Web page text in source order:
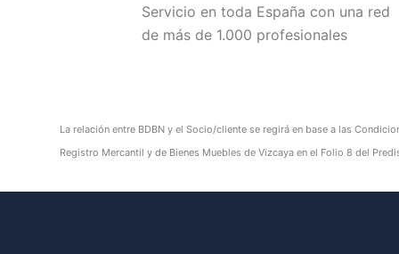
Servicio en toda España con una red
de más de 1.000 profesionales
La relación entre BDBN y el Socio/cliente se regirá en base a las
Registro Mercantil y de Bienes Muebles de Vizcaya en el Folio 8 del